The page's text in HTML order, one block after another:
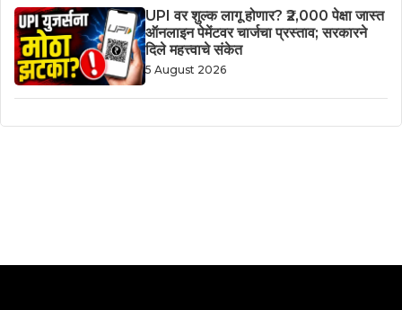
UPI वर शुल्क लागू होणार? ₹2,000 पेक्षा जास्त
ऑनलाइन पेमेंटवर चार्जचा प्रस्ताव; सरकारने
दिले महत्त्वाचे संकेत
5 August 2026